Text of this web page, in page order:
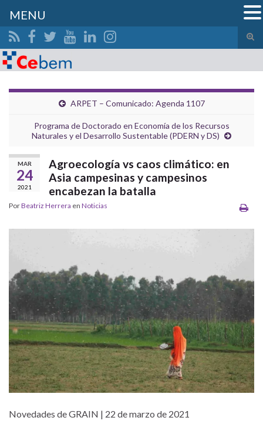
el
Search for:
ARPET – Comunicado: Agenda 1107
Programa de Doctorado en Economía de los Recursos
Naturales y el Desarrollo Sustentable (PDERN y DS)
MAR
24
2021
Agroecología vs caos climático: en
Asia campesinas y campesinos
encabezan la batalla
PorBeatriz Herrera en Noticias
Novedades de GRAIN | 22 de marzo de 2021
MENU